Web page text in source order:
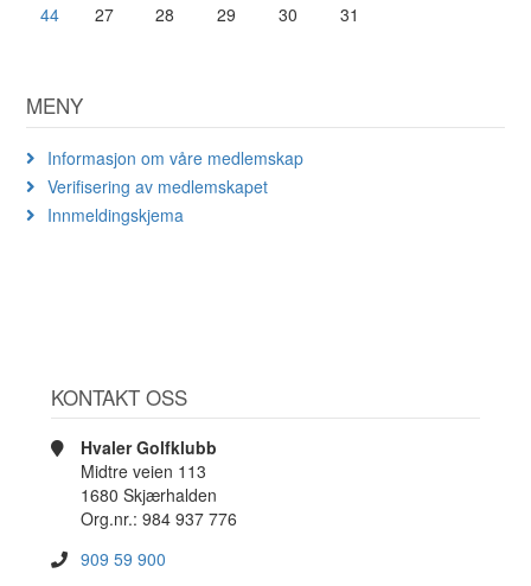
44 27 28 29 30 31
MENY
Informasjon om våre medlemskap
Verifisering av medlemskapet
Innmeldingskjema
KONTAKT OSS
Hvaler Golfklubb
Midtre veien 113
1680 Skjærhalden
Org.nr.: 984 937 776
909 59 900